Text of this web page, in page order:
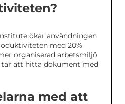
ökar användningen
med 20%
organiserad arbetsmiljö
att hitta dokument med
med att